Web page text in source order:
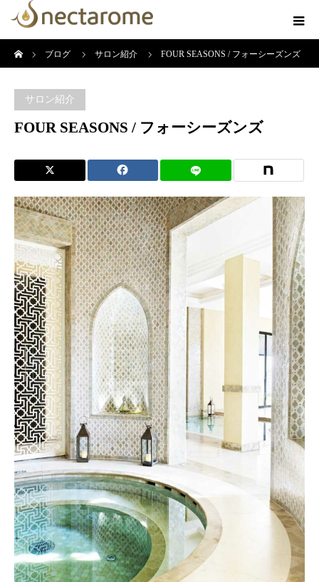
ブログ
サロン紹介 FOUR SEASONS / フォーシーズンズ
サロン紹介
FOUR SEASONS / フォーシーズンズ